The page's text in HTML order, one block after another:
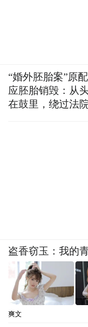
“婚外胚胎案”原
应胚胎销毁：从
在鼓里，绕过法
盗香窃玉：我的
爽文